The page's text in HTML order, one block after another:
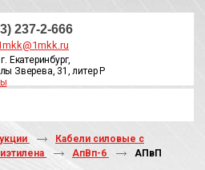
237-2-666
Екатеринбург,
Зверева, 31, литер Р
Кабели силовые с
АпВп-6
АПвП